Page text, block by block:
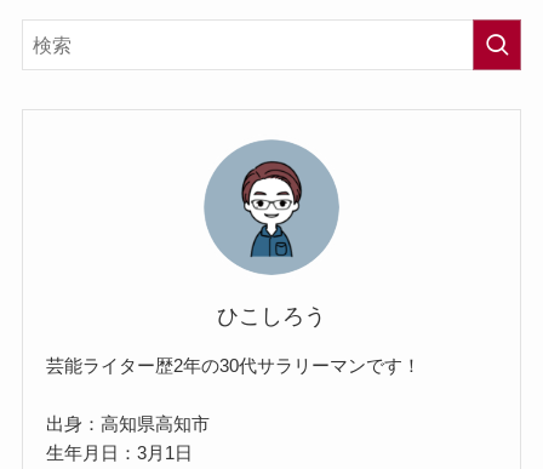
ひこしろう
芸能ライター歴2年の30代サラリーマンです！
出身：高知県高知市
生年月日：3月1日